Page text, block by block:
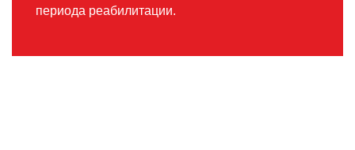
периода реабилитации.